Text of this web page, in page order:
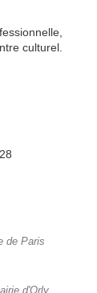
culturel.
de Paris
d'Orly